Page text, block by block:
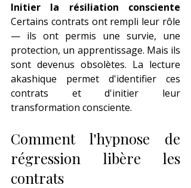
Initier la résiliation consciente
Certains contrats ont rempli leur rôle
— ils ont permis une survie, une
protection, un apprentissage. Mais ils
sont devenus obsolètes. La lecture
akashique permet d'identifier ces
contrats et d'initier leur
transformation consciente.
Comment l'hypnose de
régression libère les
contrats